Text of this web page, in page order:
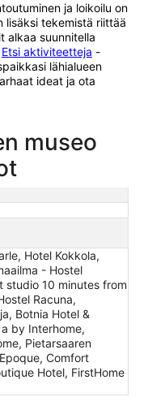
ja loikoilu on
lisäksi tekemistä riittää
alkaa suunnitella
Etsi aktiviteetteja -
lähialueen
ideat ja ota
museo
Hotel Kokkola,
- Hostel
studio 10 minutes from
Racuna,
Botnia Hotel &
by Interhome,
Pietarsaaren
Comfort
Hotel, FirstHome